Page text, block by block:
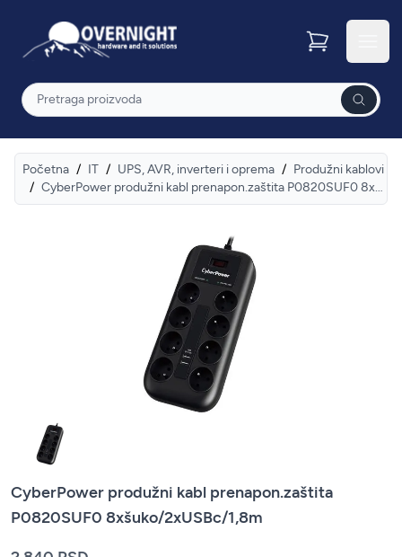
Overnight
Pretraga
Početna / IT / UPS, AVR, inverteri i oprema / Produžni kablovi
/
CyberPower produžni kabl prenapon.zaštita P0820SUF0 8xšuko/2xUSBc/1,8m
CyberPower produžni kabl prenapon.zaštita
P0820SUF0 8xšuko/2xUSBc/1,8m